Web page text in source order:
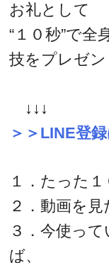
お礼として
“１０秒”で全
技をプレゼン
↓↓↓
＞＞LINE登
１．たった
２．動画を
３．今使っ
ば、